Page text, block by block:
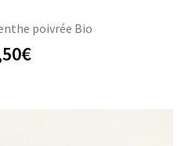
poivrée Bio
€